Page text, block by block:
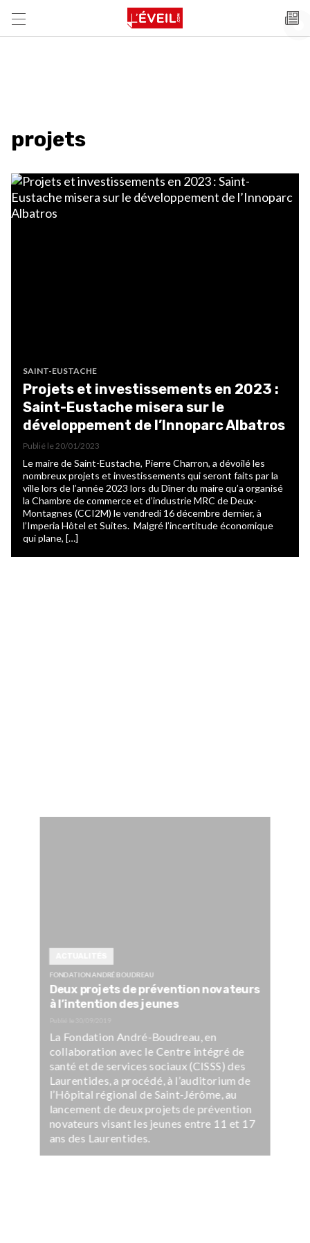
projets
SAINT-EUSTACHE
Projets et investissements en 2023 :
Saint-Eustache misera sur le
développement de l’Innoparc Albatros
Publié le20/01/2023
Le maire de Saint-Eustache, Pierre Charron, a dévoilé les
nombreux projets et investissements qui seront faits par la
ville lors de l’année 2023 lors du Dîner du maire qu’a organisé
la Chambre de commerce et d’industrie MRC de Deux-
Montagnes (CCI2M) le vendredi 16 décembre dernier, à
l’Imperia Hôtel et Suites. Malgré l’incertitude économique
qui plane, […]
FONDATION ANDRÉ BOUDREAU
Deux projets de prévention novateurs
à l’intention des jeunes
La Fondation André-Boudreau, en
collaboration avec le Centre intégré de
santé et de services sociaux (CISSS) des
Laurentides, a procédé, à l’auditorium de
l’Hôpital régional de Saint-Jérôme, au
lancement de deux projets de prévention
novateurs visant les jeunes entre 11 et 17
ans des Laurentides.